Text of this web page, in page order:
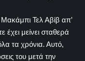
Τελ Αβίβ απ’
μείνει σταθερά
τα χρόνια. Αυτό,
του μετά την